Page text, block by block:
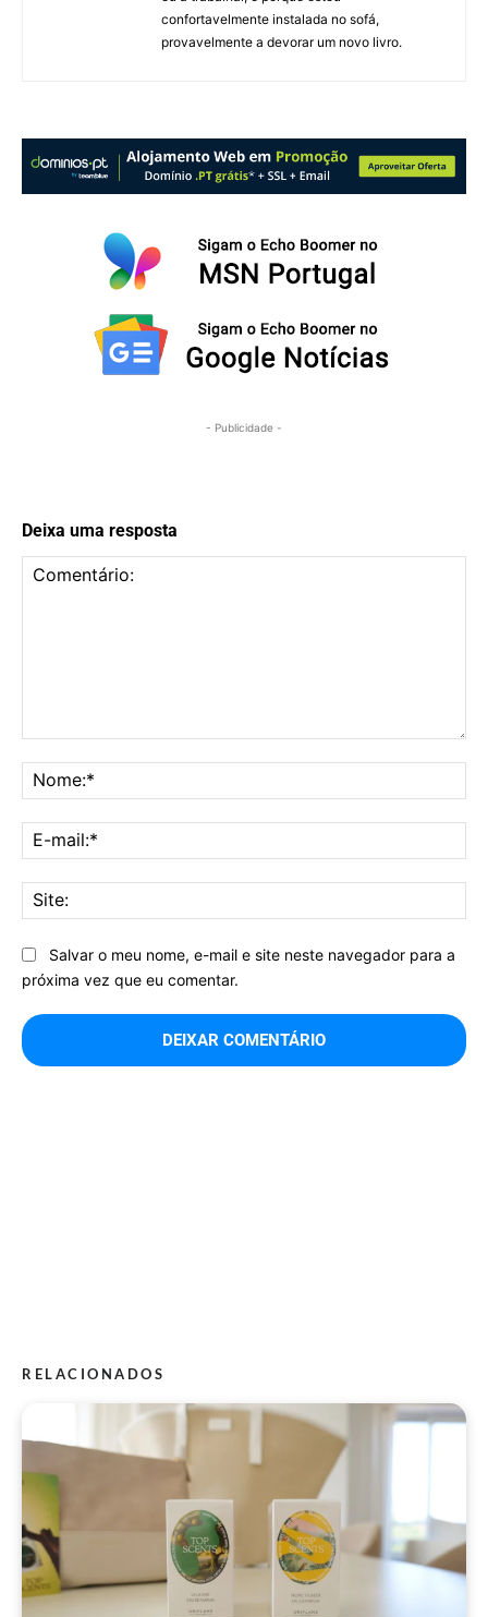
confortavelmente instalada no sofá,
provavelmente a devorar um novo livro.
- Publicidade -
Deixa uma resposta
Salvar o meu nome, e-mail e site neste navegador para a
próxima vez que eu comentar.
RELACIONADOS